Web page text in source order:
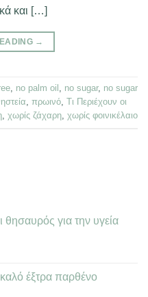
και […]
→
no palm oil no sugar, no sugar
πρωινό Τι Περιέχουν οι
χωρίς ζάχαρη χωρίς φοινικέλαιο
θησαυρός για την υγεία
έξτρα παρθένο